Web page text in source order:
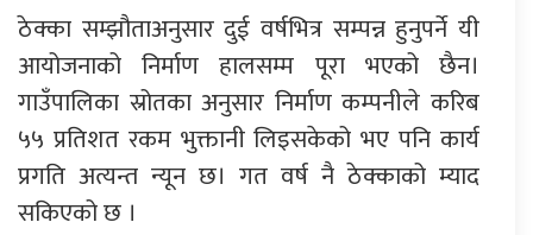
ठेक्का सम्झौताअनुसार दुई वर्षभित्र सम्पन्न हुनुपर्ने यी
आयोजनाको निर्माण हालसम्म पूरा भएको छैन।
गाउँपालिका स्रोतका अनुसार निर्माण कम्पनीले करिब
५५ प्रतिशत रकम भुक्तानी लिइसकेको भए पनि कार्य
प्रगति अत्यन्त न्यून छ। गत वर्ष नै ठेक्काको म्याद
सकिएको छ ।